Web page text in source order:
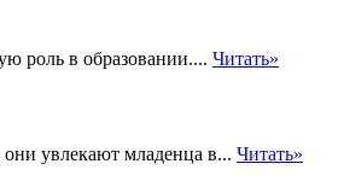
роль в образовании.... Читать»
увлекают младенца в... Читать»